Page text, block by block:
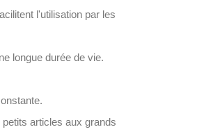
l'utilisation par les
longue durée de vie.
articles aux grands